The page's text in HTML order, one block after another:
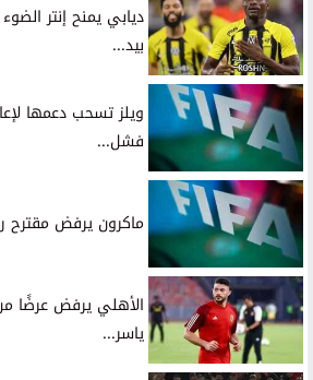
ديابي يمنح إنتر الضوء
بيد...
ويلز تسحب دعمها
فشل...
ماكرون يرفض مقترح
الأهلي يرفض عرضًا
ياسر...